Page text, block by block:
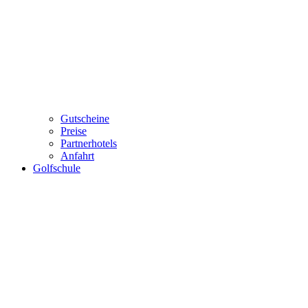
Gutscheine
Preise
Partnerhotels
Anfahrt
Golfschule